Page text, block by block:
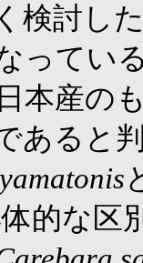
検討し
ってい
本産の
あると
的な区